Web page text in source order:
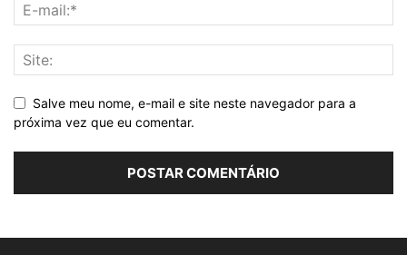
Salve meu nome, e-mail e site neste navegador para a
próxima vez que eu comentar.